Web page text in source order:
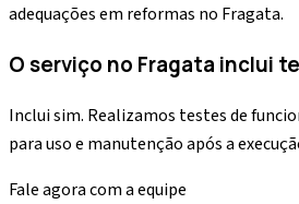
adequações em reformas no Fragata.
O serviço no Fragata inclui
Inclui sim. Realizamos testes de
para uso e manutenção após a
Fale agora com a equipe